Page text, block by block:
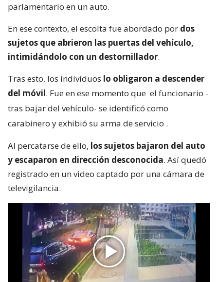
parlamentario en un auto.
En ese contexto, el escolta fue abordado por dos
sujetos que abrieron las puertas del vehículo,
intimidándolo con un destornillador.
Tras esto, los individuos lo obligaron a descender
del móvil. Fue en ese momento que el funcionario -
tras bajar del vehículo- se identificó como
carabinero y exhibió su arma de servicio .
Al percatarse de ello, los sujetos bajaron del auto
y escaparon en dirección desconocida. Así quedó
registrado en un video captado por una cámara de
televigilancia.